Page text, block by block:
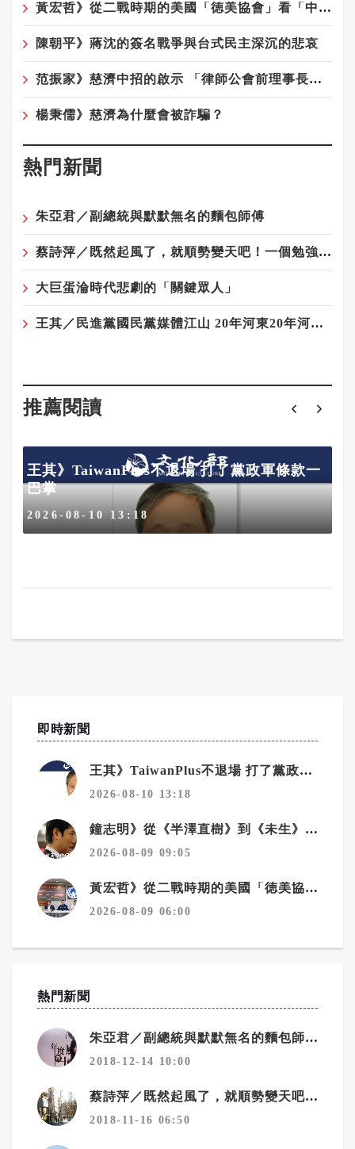
黃宏哲》從二戰時期的美國「徳美協會」看「中華統一促進黨」
陳朝平》蔣沈的簽名戰爭與台式民主深沉的悲哀
范振家》慈濟中招的啟示 「律師公會前理事長」這種專業人士騙局更厲害
楊秉儒》慈濟為什麼會被詐騙？
熱門新聞
朱亞君／副總統與默默無名的麵包師傅
蔡詩萍／既然起風了，就順勢變天吧！一個勉強算文化人的感觸
大巨蛋淪時代悲劇的「關鍵眾人」
王其／民進黨國民黨媒體江山 20年河東20年河西——藍軍與媒體最遠的距離
推薦閱讀
王其》TaiwanPlus不退場 打了黨政軍條款一
巴掌
2026-08-10 13:18
即時新聞
王其》TaiwanPlus不退場 打了黨政軍條款一巴掌
2026-08-10 13:18
鐘志明》從《半澤直樹》到《未生》 看職場霸凌為何始終無解
2026-08-09 09:05
黃宏哲》從二戰時期的美國「徳美協會」看「中華統一促進黨」
2026-08-09 06:00
熱門新聞
朱亞君／副總統與默默無名的麵包師傅
2018-12-14 10:00
蔡詩萍／既然起風了，就順勢變天吧！一個勉強算文化人的感觸
2018-11-16 06:50